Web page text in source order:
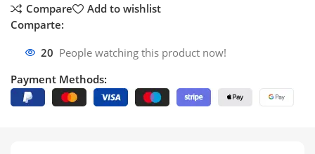
Compare
Add to wishlist
Comparte:
20 People watching this product now!
Payment Methods: